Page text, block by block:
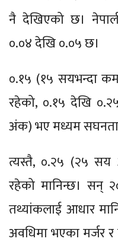
नै देखिएको छ।
०.०४ देखि ०.०५ छ।
०.१५ (१५ सयभन्दा
रहेको, ०.१५ देखि
अंक) भए मध्यम सघनता
त्यस्तै, ०.२५ (२५
रहेको मानिन्छ। सन्
तथ्यांकलाई आधार
अवधिमा भएका मर्जर र